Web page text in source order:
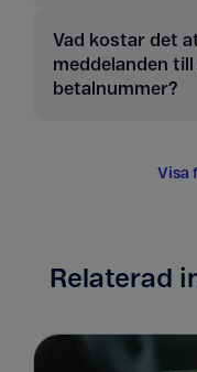
Vad kostar det
meddelanden
betalnummer?
Visa
Relaterad